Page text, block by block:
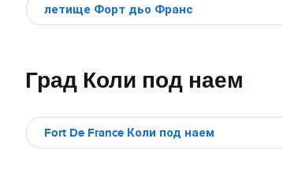
летище Форт дьо Франс
Град Коли под наем
Fort De France Коли под наем